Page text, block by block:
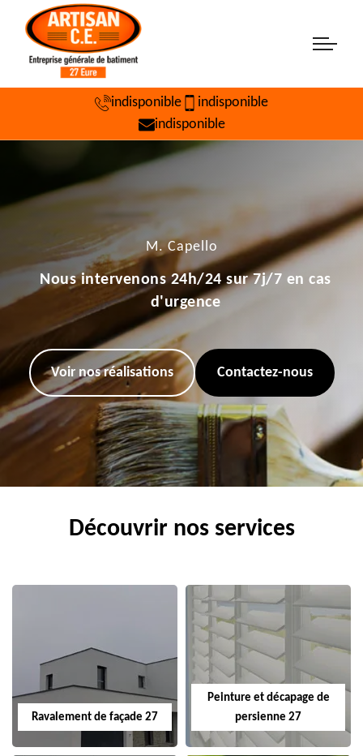
indisponible
indisponible
indisponible
M. Capello
Nous intervenons 24h/24 sur 7j/7 en cas
d'urgence
Voir nos réalisations Contactez-nous
Découvrir nos services
Ravalement de façade 27
Peinture et décapage de
persienne 27